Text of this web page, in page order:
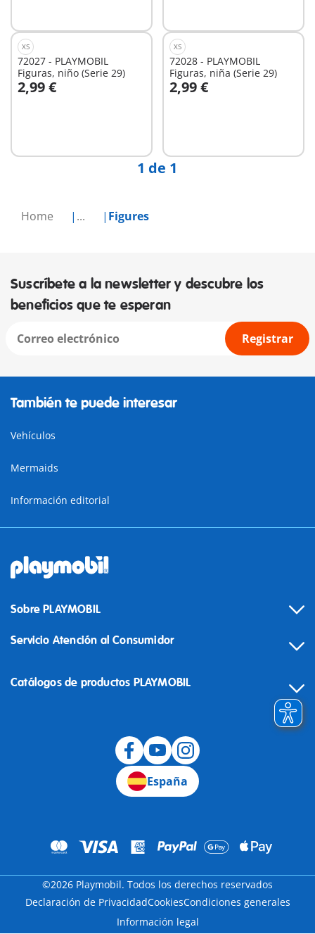
Home ... Figures
XS
72027 - PLAYMOBIL
Figuras, niño (Serie 29)
2,99 €
A la cesta
XS
72028 - PLAYMOBIL
Figuras, niña (Serie 29)
2,99 €
1 de 1
Suscríbete a la newsletter y descubre los
beneficios que te esperan
Registrar
También te puede interesar
Vehículos
Mermaids
Información editorial
Sobre PLAYMOBIL
Servicio Atención al Consumidor
Catálogos de productos PLAYMOBIL
España
©2026 Playmobil. Todos los derechos reservados
Declaración de PrivacidadCookiesCondiciones generales
Información legal